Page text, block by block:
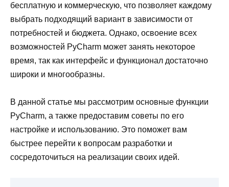
бесплатную и коммерческую, что позволяет каждому
выбрать подходящий вариант в зависимости от
потребностей и бюджета. Однако, освоение всех
возможностей PyCharm может занять некоторое
время, так как интерфейс и функционал достаточно
широки и многообразны.
В данной статье мы рассмотрим основные функции
PyCharm, а также предоставим советы по его
настройке и использованию. Это поможет вам
быстрее перейти к вопросам разработки и
сосредоточиться на реализации своих идей.